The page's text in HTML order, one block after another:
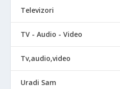
Televizori
TV - Audio - Video
Tv,audio,video
Uradi Sam